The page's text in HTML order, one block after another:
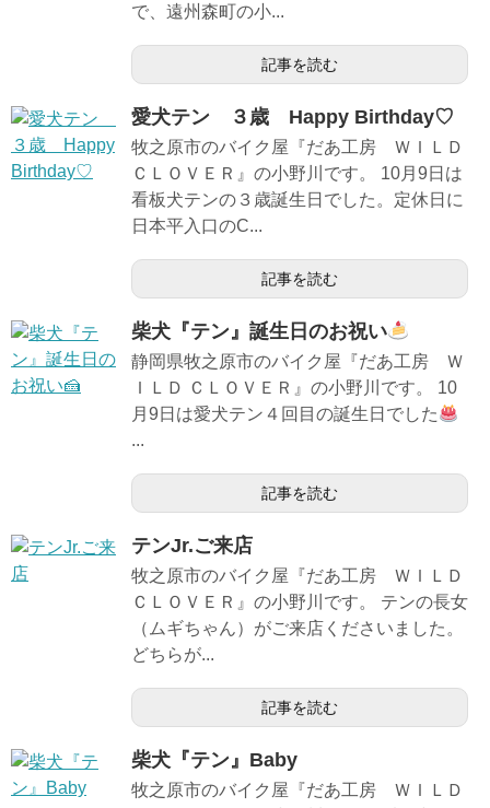
で、遠州森町の小...
記事を読む
愛犬テン ３歳 Happy Birthday♡
牧之原市のバイク屋『だあ工房 ＷＩＬＤ
ＣＬＯＶＥＲ』の小野川です。 10月9日は
看板犬テンの３歳誕生日でした。定休日に
日本平入口のC...
記事を読む
柴犬『テン』誕生日のお祝い
静岡県牧之原市のバイク屋『だあ工房 Ｗ
ＩＬＤ ＣＬＯＶＥＲ』の小野川です。 10
月9日は愛犬テン４回目の誕生日でした
...
記事を読む
テンJr.ご来店
牧之原市のバイク屋『だあ工房 ＷＩＬＤ
ＣＬＯＶＥＲ』の小野川です。 テンの長女
（ムギちゃん）がご来店くださいました。
どちらが...
記事を読む
柴犬『テン』Baby
牧之原市のバイク屋『だあ工房 ＷＩＬＤ